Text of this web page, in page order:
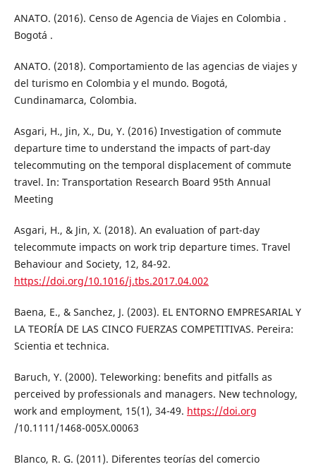
ANATO. (2016). Censo de Agencia de Viajes en Colombia .
Bogotá .
ANATO. (2018). Comportamiento de las agencias de viajes y
del turismo en Colombia y el mundo. Bogotá,
Cundinamarca, Colombia.
Asgari, H., Jin, X., Du, Y. (2016) Investigation of commute
departure time to understand the impacts of part-day
telecommuting on the temporal displacement of commute
travel. In: Transportation Research Board 95th Annual
Meeting
Asgari, H., & Jin, X. (2018). An evaluation of part-day
telecommute impacts on work trip departure times. Travel
Behaviour and Society, 12, 84-92.
https://doi.org/10.1016/j.tbs.2017.04.002
Baena, E., & Sanchez, J. (2003). EL ENTORNO EMPRESARIAL Y
LA TEORÍA DE LAS CINCO FUERZAS COMPETITIVAS. Pereira:
Scientia et technica.
Baruch, Y. (2000). Teleworking: benefits and pitfalls as
perceived by professionals and managers. New technology,
work and employment, 15(1), 34-49. https://doi.org
/10.1111/1468-005X.00063
Blanco, R. G. (2011). Diferentes teorías del comercio